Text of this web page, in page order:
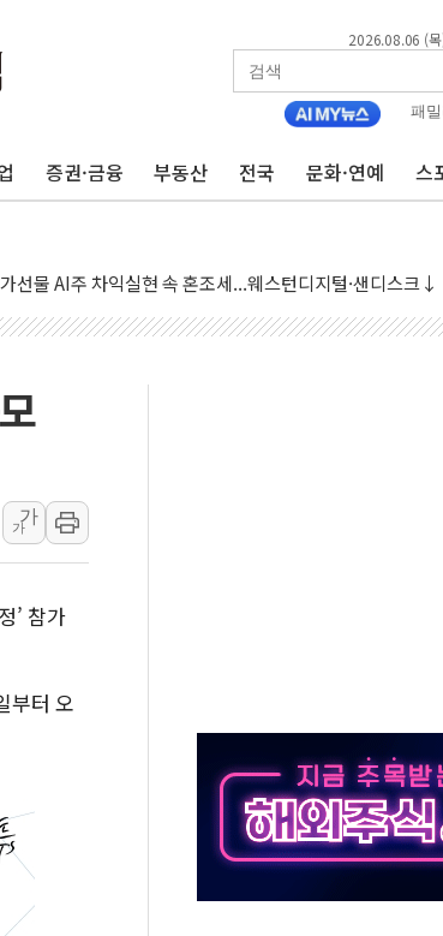
2026.08.06 (
패
증권·금융 부동산 전국 문화·연예 스
...모더나·아이온큐·도어대시↑ VS 샌디스크·피그마·앱
미사일 발사에 긴급 안보 점검회의
용 둔화·호르무즈 재개방 기대에 강세
우크라 민간인 '사파리' 공격… 시민들 공포감 극대화 전략
재 1명 중상…대응 1단계 진압 중
시간 손봐야, 경쟁상대 中과 비교해야"
거리 탄도미사일 1발 발사… 올해 10번째·42일 만 도발
유물 감긴 어선 구조
, 백린 아닌 무해한 표면 부식 물질"
불 2시간30여분만에 진화...외국인 노동자 숨져
파, 송정' 시즌2
…온열질환·가축 피해 최소화 '총력 대응'
자금 유입에도 박스권…美 암호화폐 법안 처리 여부도 변
가
가
’ 참가
부터 오